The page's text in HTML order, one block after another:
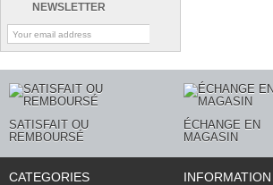
NEWSLETTER
SATISFAIT OU
REMBOURSÉ
ÉCHANGE EN
MAGASIN
CATEGORIES INFORMATION